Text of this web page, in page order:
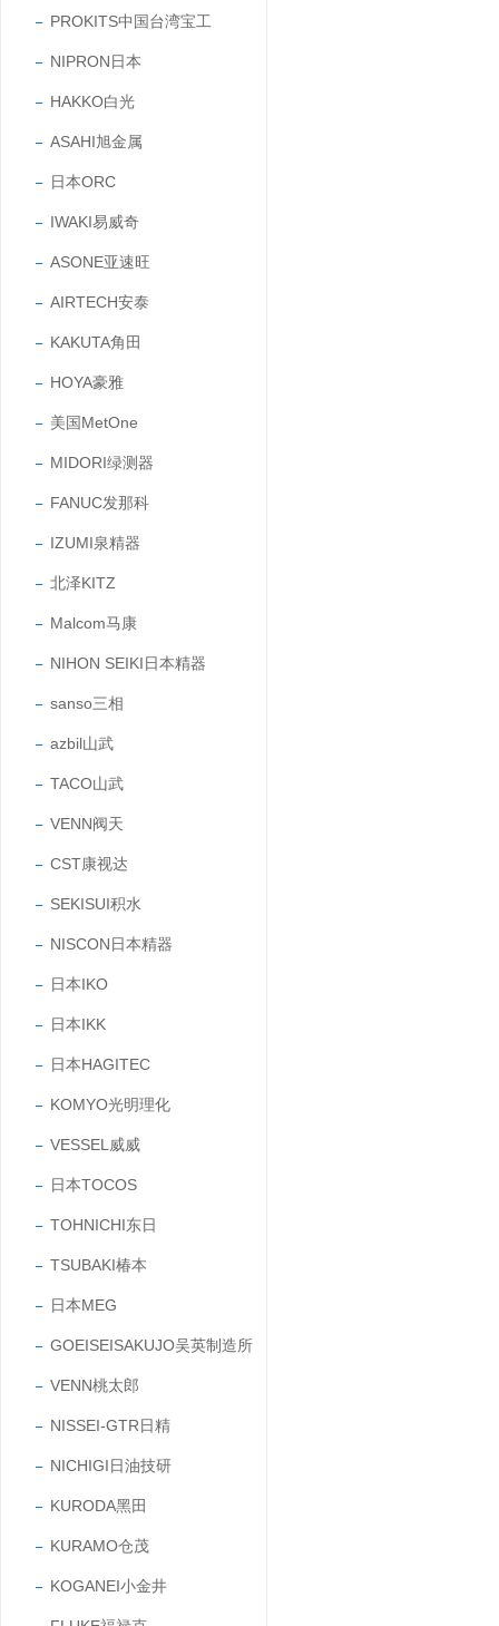
PROKITS中国台湾宝工
NIPRON日本
HAKKO白光
ASAHI旭金属
日本ORC
IWAKI易威奇
ASONE亚速旺
AIRTECH安泰
KAKUTA角田
HOYA豪雅
美国MetOne
MIDORI绿测器
FANUC发那科
IZUMI泉精器
北泽KITZ
Malcom马康
NIHON SEIKI日本精器
sanso三相
azbil山武
TACO山武
VENN阀天
CST康视达
SEKISUI积水
NISCON日本精器
日本IKO
日本IKK
日本HAGITEC
KOMYO光明理化
VESSEL威威
日本TOCOS
TOHNICHI东日
TSUBAKI椿本
日本MEG
GOEISEISAKUJO吴英制造所
VENN桃太郎
NISSEI-GTR日精
NICHIGI日油技研
KURODA黑田
KURAMO仓茂
KOGANEI小金井